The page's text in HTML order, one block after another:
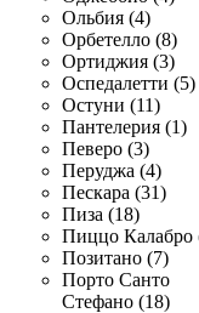
Ольбия (4)
Орбетелло (8)
Ортиджия (3)
Оспедалетти (5)
Остуни (11)
Пантелерия (1)
Певеро (3)
Перуджа (4)
Пескара (31)
Пиза (18)
Пиццо Калабро
Позитано (7)
Порто Санто
Стефано (18)